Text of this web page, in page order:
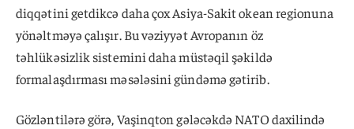
diqqətini getdikcə daha çox Asiya-Sakit okean regionuna
yönəltməyə çalışır. Bu vəziyyət Avropanın öz
təhlükəsizlik sistemini daha müstəqil şəkildə
formalaşdırması məsələsini gündəmə gətirib.
Gözləntilərə görə, Vaşinqton gələcəkdə NATO daxilində